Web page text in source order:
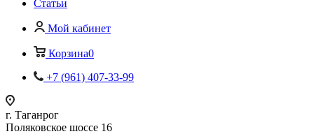
Статьи
Мой кабинет
Корзина0
+7 (961) 407-33-99
г. Таганрог
Поляковское шоссе 16